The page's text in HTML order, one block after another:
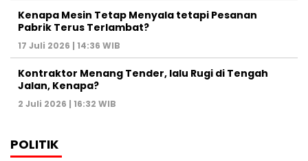
Kenapa Mesin Tetap Menyala tetapi Pesanan
Pabrik Terus Terlambat?
17 Juli 2026 | 14:36 WIB
Kontraktor Menang Tender, lalu Rugi di Tengah
Jalan, Kenapa?
2 Juli 2026 | 16:32 WIB
POLITIK